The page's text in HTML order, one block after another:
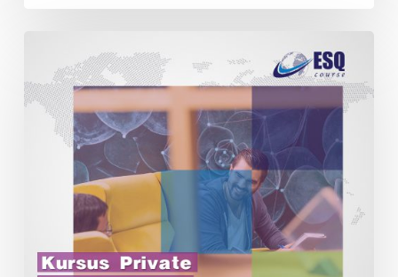
Keunggulan
Kursus
Bahasa
Inggris
Rasakan